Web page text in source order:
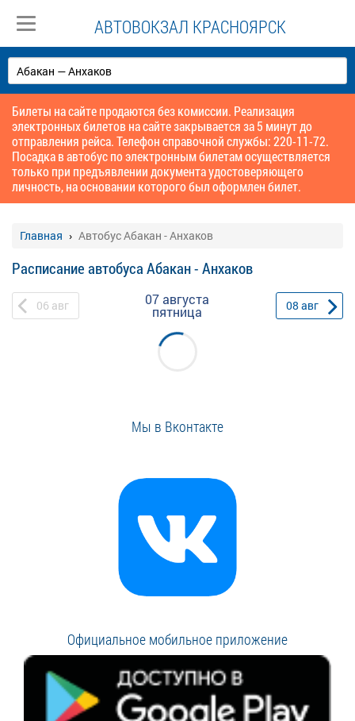
АВТОВОКЗАЛ КРАСНОЯРСК
Билеты на сайте продаются без комиссии. Реализация
электронных билетов на сайте закрывается за 5 минут до
отправления рейса. Телефон справочной службы: 220-11-72.
Посадка в автобус по электронным билетам осуществляется
только при предъявлении документа удостоверяющего
личность, на основании которого был оформлен билет.
Главная Автобус Абакан - Анхаков
Расписание автобуса Абакан - Анхаков
06 авг 07 августа
пятница 08 авг
Мы в Вконтакте
Официальное мобильное приложение